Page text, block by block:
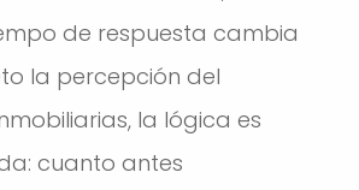
de respuesta cambia
la percepción del
la lógica es
cuanto antes